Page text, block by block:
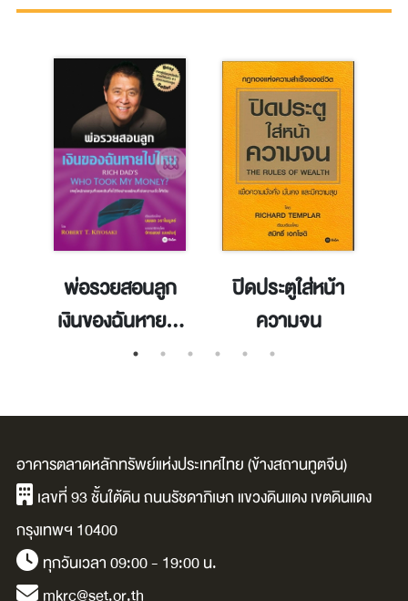
พ่อรวยสอนลูก
เงินของฉันหายไป
ไหน
ปิดประตูใส่หน้า
ความจน
อาคารตลาดหลักทรัพย์แห่งประเทศไทย (ข้างสถานทูตจีน)
เลขที่ 93 ชั้นใต้ดิน ถนนรัชดาภิเษก แขวงดินแดง เขตดินแดง
กรุงเทพฯ 10400
ทุกวันเวลา 09:00 - 19:00 น.